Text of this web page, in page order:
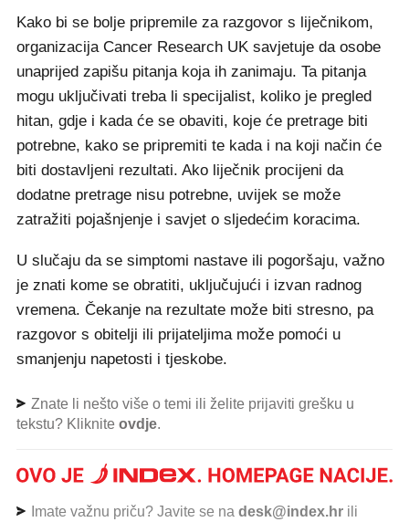
Kako bi se bolje pripremile za razgovor s liječnikom,
organizacija Cancer Research UK savjetuje da osobe
unaprijed zapišu pitanja koja ih zanimaju. Ta pitanja
mogu uključivati treba li specijalist, koliko je pregled
hitan, gdje i kada će se obaviti, koje će pretrage biti
potrebne, kako se pripremiti te kada i na koji način će
biti dostavljeni rezultati. Ako liječnik procijeni da
dodatne pretrage nisu potrebne, uvijek se može
zatražiti pojašnjenje i savjet o sljedećim koracima.
U slučaju da se simptomi nastave ili pogoršaju, važno
je znati kome se obratiti, uključujući i izvan radnog
vremena. Čekanje na rezultate može biti stresno, pa
razgovor s obitelji ili prijateljima može pomoći u
smanjenju napetosti i tjeskobe.
Znate li nešto više o temi ili želite prijaviti grešku u
tekstu? Kliknite ovdje.
Imate važnu priču? Javite se na desk@index.hr ili